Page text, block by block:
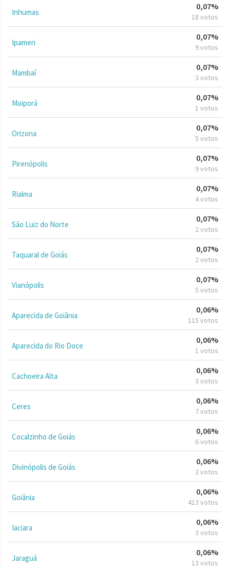
Inhumas
0,07%
18 votos
Ipameri
0,07%
9 votos
Mambaí
0,07%
3 votos
Moiporá
0,07%
1 votos
Orizona
0,07%
5 votos
Pirenópolis
0,07%
9 votos
Rialma
0,07%
4 votos
São Luiz do Norte
0,07%
2 votos
Taquaral de Goiás
0,07%
2 votos
Vianópolis
0,07%
5 votos
Aparecida de Goiânia
0,06%
115 votos
Aparecida do Rio Doce
0,06%
1 votos
Cachoeira Alta
0,06%
3 votos
Ceres
0,06%
7 votos
Cocalzinho de Goiás
0,06%
6 votos
Divinópolis de Goiás
0,06%
2 votos
Goiânia
0,06%
413 votos
Iaciara
0,06%
3 votos
Jaraguá
0,06%
13 votos